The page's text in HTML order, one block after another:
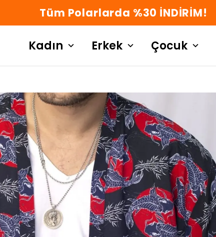
Kadın Erkek Çocuk